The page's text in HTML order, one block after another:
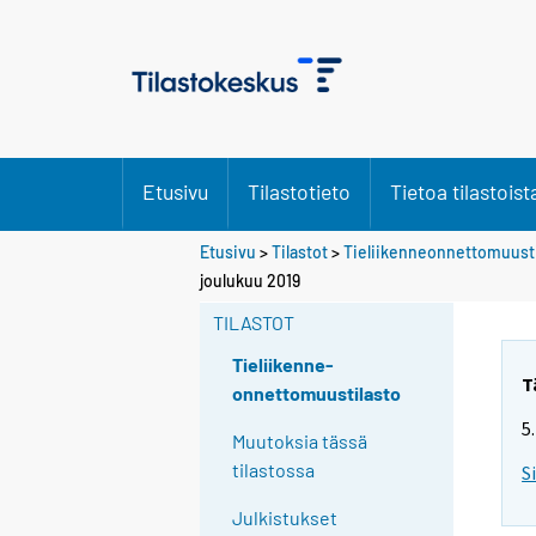
Etusivu Tilastotieto Tietoa
Etusivu >Tilastot>
joulukuu 2019
TILASTOT
Tieliikenne-
onnettomuustilasto
Muutoksia tässä
tilastossa
Julkistukset